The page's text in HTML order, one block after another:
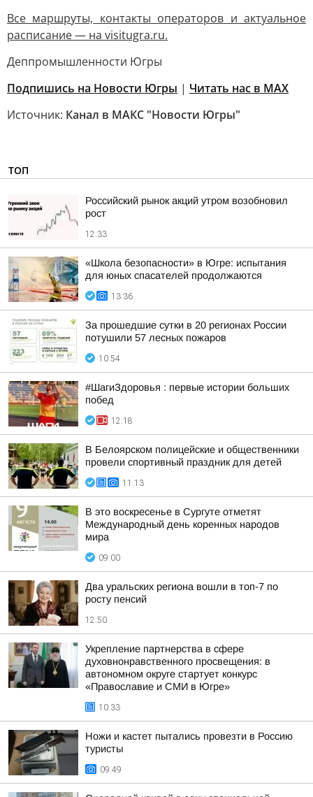
Все маршруты, контакты операторов и актуальное
расписание — на visitugra.ru.
Деппромышленности Югры
Подпишись на Новости Югры | Читать нас в MAX
Источник: Канал в МАКС "Новости Югры"
ТОП
Российский рынок акций утром возобновил
рост
12:33
«Школа безопасности» в Югре: испытания
для юных спасателей продолжаются
13:36
За прошедшие сутки в 20 регионах России
потушили 57 лесных пожаров
10:54
#ШагиЗдоровья : первые истории больших
побед
12:18
В Белоярском полицейские и общественники
провели спортивный праздник для детей
11:13
В это воскресенье в Сургуте отметят
Международный день коренных народов
мира
09:00
Два уральских региона вошли в топ-7 по
росту пенсий
12:50
Укрепление партнерства в сфере
духовнонравственного просвещения: в
автономном округе стартует конкурс
«Православие и СМИ в Югре»
10:33
Ножи и кастет пытались провезти в Россию
туристы
09:49